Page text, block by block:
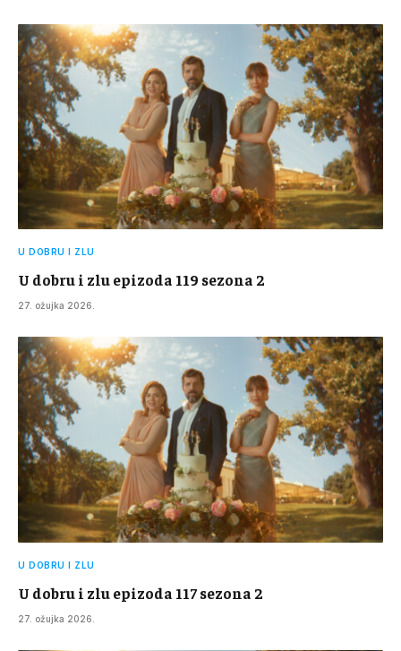
U DOBRU I ZLU
U dobru i zlu epizoda 119 sezona 2
27. ožujka 2026.
U DOBRU I ZLU
U dobru i zlu epizoda 117 sezona 2
27. ožujka 2026.